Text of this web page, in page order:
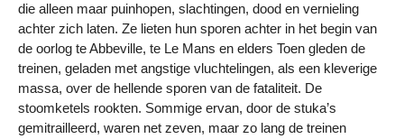
die alleen maar puinhopen, slachtingen, dood en vernieling
achter zich laten. Ze lieten hun sporen achter in het begin van
de oorlog te Abbeville, te Le Mans en elders Toen gleden de
treinen, geladen met angstige vluchtelingen, als een kleverige
massa, over de hellende sporen van de fataliteit. De
stoomketels rookten. Sommige ervan, door de stuka’s
gemitrailleerd, waren net zeven, maar zo lang de treinen